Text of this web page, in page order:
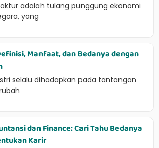
adalah tulang punggung ekonomi
yang
Manfaat, dan Bedanya dengan
selalu dihadapkan pada tantangan
dan Finance: Cari Tahu Bedanya
Karir